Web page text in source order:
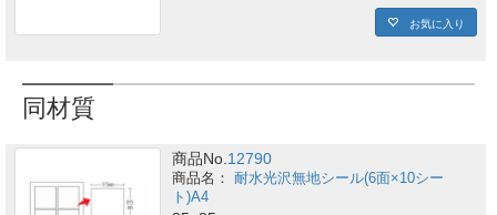
お気に入り
同材質
商品No. 12790
耐水光沢無地シール(6面×10シー
ト)A4